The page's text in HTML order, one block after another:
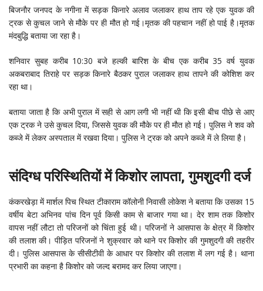
बिजनाैर जनपद के नगीना में सड़क किनारे अलाव जलाकर हाथ ताप रहे एक युवक की
ट्रक से कुचल जाने से मौके पर ही मौत हो गई।मृतक की पहचान नहीं हो पाई है।मृतक
मंदबुद्धि बताया जा रहा है।
शनिवार सुबह करीब 10:30 बजे हल्की बारिश के बीच एक करीब 35 वर्ष युवक
अकबराबाद तिराहे पर सड़क किनारे बैठकर पुराल जलाकर हाथ तापने की कोशिश कर
रहा था।
बताया जाता है कि अभी पुराल में सही से आग लगी भी नहीं थी कि इसी बीच पीछे से आए
एक ट्रक ने उसे कुचल दिया, जिससे युवक की मौके पर ही माैत हो गई। पुलिस ने शव को
कब्जे में लेकर अस्पताल में रखवा दिया। पुलिस ने ट्रक को अपने कब्जे में ले लिया है।
संदिग्ध परिस्थितियों में किशोर लापता, गुमशुदगी दर्ज
कंकरखेड़ा में मार्शल पिच स्थित टीकाराम कॉलोनी निवासी लोकेश ने बताया कि उसका 15
वर्षीय बेटा अभिनव पांच दिन पूर्व किसी काम से बाजार गया था। देर शाम तक किशोर
वापस नहीं लौटा तो परिजनों को चिंता हुई थी। परिजनों ने आसपास के क्षेत्र में किशोर
की तलाश की। पीड़ित परिजनों ने शुक्रवार को थाने पर किशोर की गुमशुदगी की तहरीर
दी। पुलिस आसपास के सीसीटीवी के आधार पर किशोर की तलाश में लग गई है। थाना
प्रभारी का कहना है किशोर को जल्द बरामद कर लिया जाएगा।